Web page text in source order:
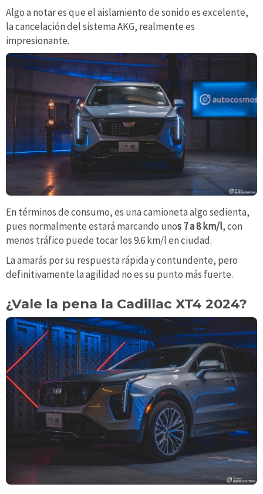
Algo a notar es que el aislamiento de sonido es excelente,
la cancelación del sistema AKG, realmente es
impresionante.
En términos de consumo, es una camioneta algo sedienta,
pues normalmente estará marcando unos 7 a 8 km/l, con
menos tráfico puede tocar los 9.6 km/l en ciudad.
La amarás por su respuesta rápida y contundente, pero
definitivamente la agilidad no es su punto más fuerte.
¿Vale la pena la Cadillac XT4 2024?